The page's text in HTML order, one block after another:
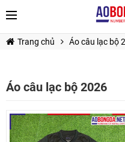
TIẾP
Trang chủ Áo câu lạc bộ
Áo câu lạc bộ 2026